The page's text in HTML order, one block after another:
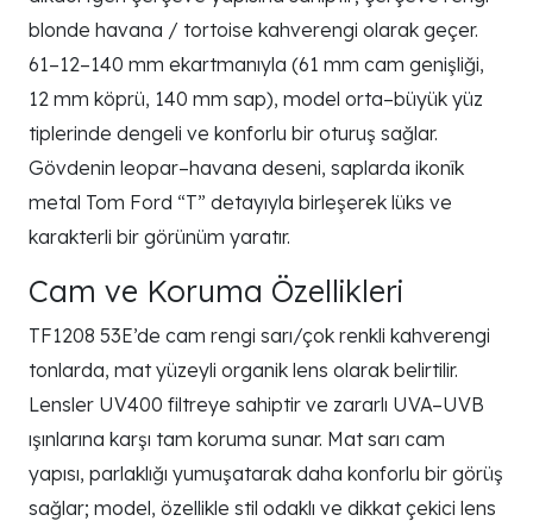
blonde havana / tortoise kahverengi olarak geçer.
61–12–140 mm ekartmanıyla (61 mm cam genişliği,
12 mm köprü, 140 mm sap), model orta–büyük yüz
tiplerinde dengeli ve konforlu bir oturuş sağlar.
Gövdenin leopar–havana deseni, saplarda ikonîk
metal Tom Ford “T” detayıyla birleşerek lüks ve
karakterli bir görünüm yaratır.
Cam ve Koruma Özellikleri
TF1208 53E’de cam rengi sarı/çok renkli kahverengi
tonlarda, mat yüzeyli organik lens olarak belirtilir.
Lensler UV400 filtreye sahiptir ve zararlı UVA–UVB
ışınlarına karşı tam koruma sunar. Mat sarı cam
yapısı, parlaklığı yumuşatarak daha konforlu bir görüş
sağlar; model, özellikle stil odaklı ve dikkat çekici lens